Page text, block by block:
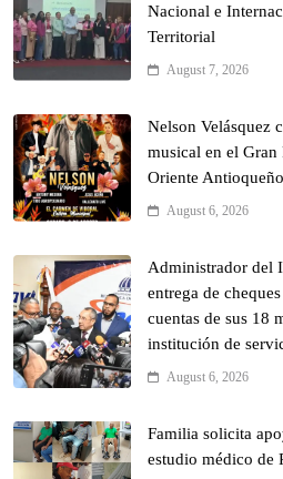
Nacional e
Territorial
August 7, 2026
Nelson Velásquez
musical en el Gran
Oriente Antioqueño
August 6, 2026
Administrador del
entrega de
cuentas de sus 18
institución de
August 6, 2026
Familia solicita
estudio médico de